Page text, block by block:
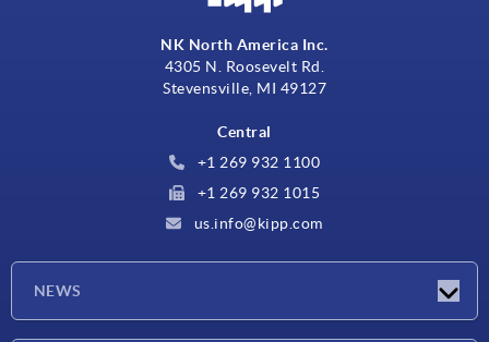
NK North America Inc.
4305 N. Roosevelt Rd.
Stevensville, MI 49127
Central
+1 269 932 1100
+1 269 932 1015
us.info@kipp.com
NEWS